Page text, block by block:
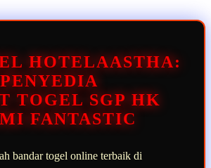
HOTELAASTHA:
TOGEL SGP HK
FANTASTIC
bandar togel online terbaik di